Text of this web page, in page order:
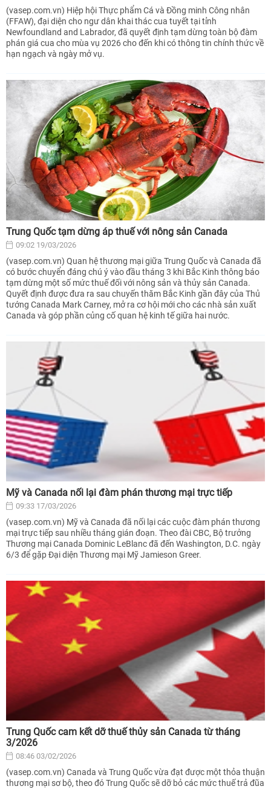
(vasep.com.vn) Hiệp hội Thực phẩm Cá và Đồng minh Công nhân
(FFAW), đại diện cho ngư dân khai thác cua tuyết tại tỉnh
Newfoundland and Labrador, đã quyết định tạm dừng toàn bộ đàm
phán giá cua cho mùa vụ 2026 cho đến khi có thông tin chính thức về
hạn ngạch và ngày mở vụ.
Trung Quốc tạm dừng áp thuế với nông sản Canada
09:02 19/03/2026
(vasep.com.vn) Quan hệ thương mại giữa Trung Quốc và Canada đã
có bước chuyển đáng chú ý vào đầu tháng 3 khi Bắc Kinh thông báo
tạm dừng một số mức thuế đối với nông sản và thủy sản Canada.
Quyết định được đưa ra sau chuyến thăm Bắc Kinh gần đây của Thủ
tướng Canada Mark Carney, mở ra cơ hội mới cho các nhà sản xuất
Canada và góp phần củng cố quan hệ kinh tế giữa hai nước.
Mỹ và Canada nối lại đàm phán thương mại trực tiếp
09:33 17/03/2026
(vasep.com.vn) Mỹ và Canada đã nối lại các cuộc đàm phán thương
mại trực tiếp sau nhiều tháng gián đoạn. Theo đài CBC, Bộ trưởng
Thương mại Canada Dominic LeBlanc đã đến Washington, D.C. ngày
6/3 để gặp Đại diện Thương mại Mỹ Jamieson Greer.
Trung Quốc cam kết dỡ thuế thủy sản Canada từ tháng
3/2026
08:46 03/02/2026
(vasep.com.vn) Canada và Trung Quốc vừa đạt được một thỏa thuận
thương mại sơ bộ, theo đó Trung Quốc sẽ dỡ bỏ các mức thuế trả đũa